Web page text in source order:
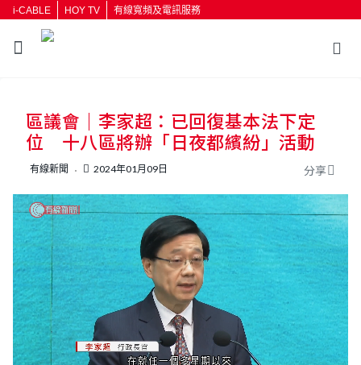
i-CABLE HOY TV 有線寬頻及電訊服務
按輸入鍵開始搜尋
區議會｜李家超：已回復基本法下定
位 十八區將辦「日夜都繽紛」活動
有線新聞 2024年01月09日 分享